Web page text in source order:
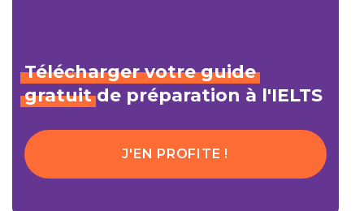
Télécharger votre guide
gratuitde préparation à l'IELTS
J'EN PROFITE !